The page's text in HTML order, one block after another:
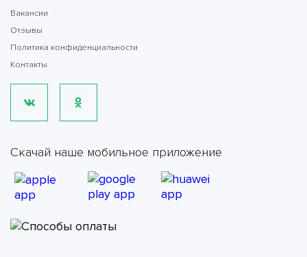
Вакансии
Отзывы
Политика конфиденциальности
Контакты
Скачай наше мобильное приложение